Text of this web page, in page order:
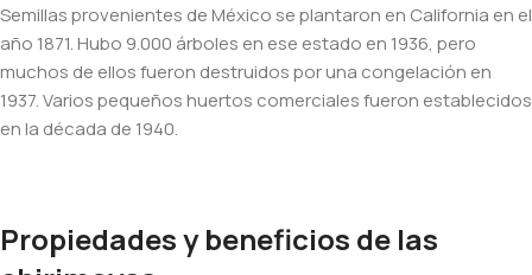
Semillas provenientes de México se plantaron en California en el
año 1871. Hubo 9.000 árboles en ese estado en 1936, pero
muchos de ellos fueron destruidos por una congelación en
1937. Varios pequeños huertos comerciales fueron establecidos
en la década de 1940.
Propiedades y beneficios de las